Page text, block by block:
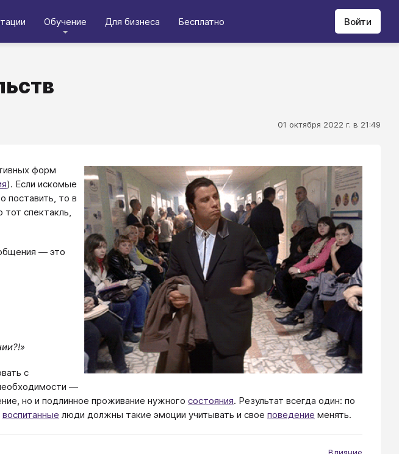
Обучение Для бизнеса Бесплатно Войти
01 октября 2022 г. в 21:49
форм
). Если искомые
поставить, то в
спектакль,
— это
с
—
но и подлинное проживание нужного состояния. Результат всегда один: по
воспитанные люди должны такие эмоции учитывать и свое поведение менять.